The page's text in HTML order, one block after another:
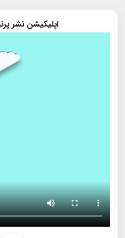
اپلیکیشن نشر